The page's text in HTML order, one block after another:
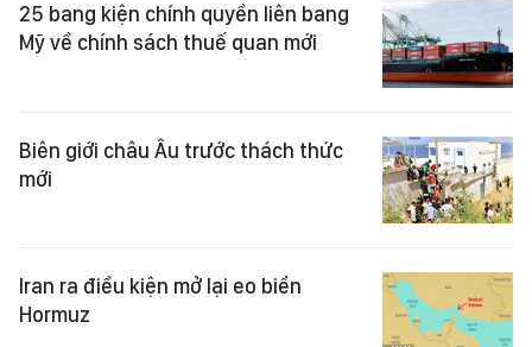
25 bang kiện chính quyền liên bang
Mỹ về chính sách thuế quan mới
Biên giới châu Âu trước thách thức
mới
Iran ra điều kiện mở lại eo biển
Hormuz